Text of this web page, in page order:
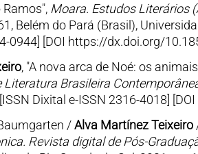
Moara. Estudos Literários
Belém do Pará (Brasil),
0944] [DOI https://dx.doi.org/
, "A nova arca de Noé: os
Literatura Brasileira
Dixital e-ISSN 2316-4018]
/Alva Martínez Teixeiro
Revista digital de Pós-